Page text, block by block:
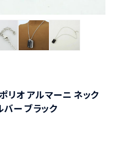
オ アルマーニ ネック
バー ブラック